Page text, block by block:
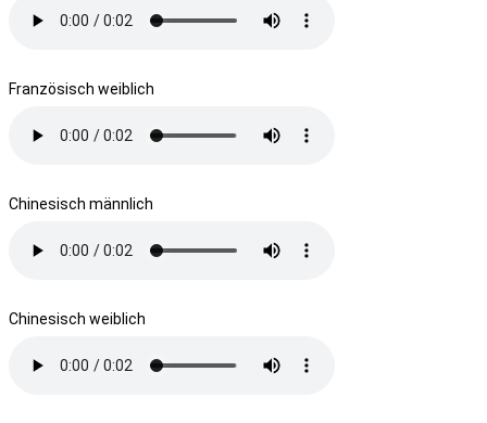
Französisch weiblich
Chinesisch männlich
Chinesisch weiblich